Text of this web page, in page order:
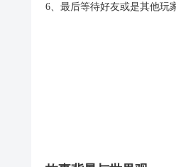
6、最后等待好友或是其他玩